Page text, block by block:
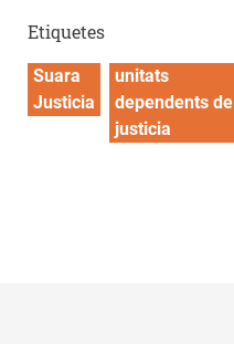
Etiquetes
Suara
Justicia
unitats
dependents de
justicia